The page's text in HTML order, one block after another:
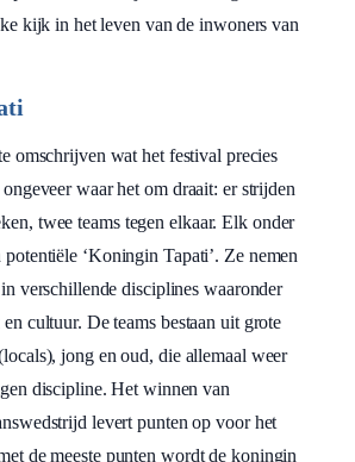
kijk in het leven van de inwoners van
omschrijven wat het festival precies
waar het om draait: er strijden
twee teams tegen elkaar. Elk onder
‘Koningin Tapati’. Ze nemen
verschillende disciplines waaronder
cultuur. De teams bestaan uit grote
jong en oud, die allemaal weer
discipline. Het winnen van
levert punten op voor het
de meeste punten wordt de koningin